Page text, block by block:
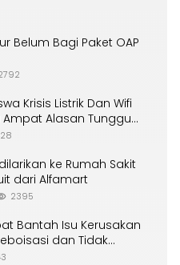
Belum Bagi Paket OAP
Krisis Listrik Dan Wifi
Ampat Alasan Tunggu
ke Rumah Sakit
Usai Makan Biskuit dari Alfamart
2395
Bantah Isu Kerusakan
dan Tidak